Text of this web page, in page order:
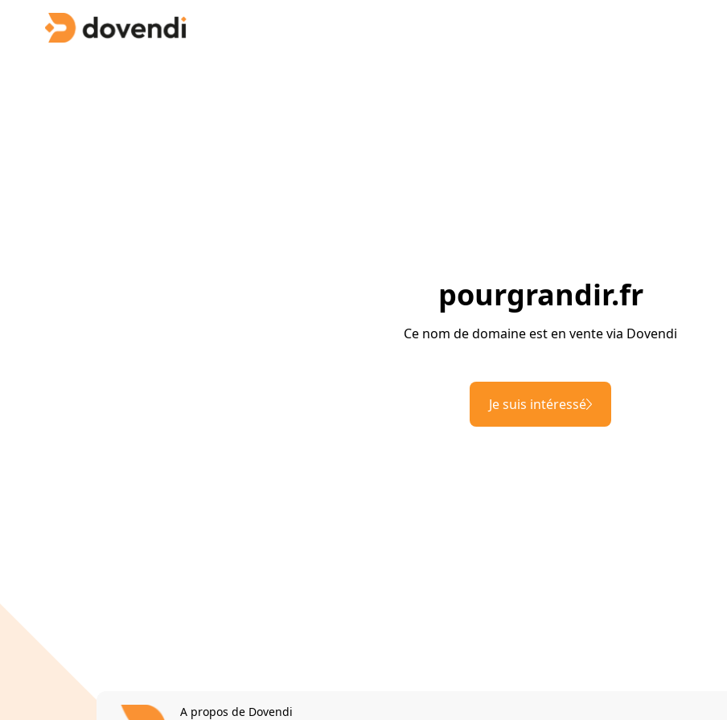
pourgrandir.fr
Ce nom de domaine est en vente via Dovendi
Je suis intéressé
A propos de Dovendi